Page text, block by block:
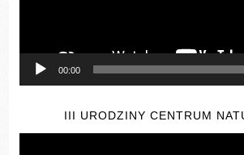
00:00
III URODZINY CENTRUM